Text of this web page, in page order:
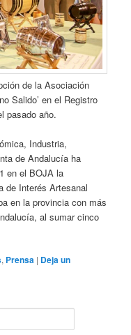
de la Asociación
Salido’ en el Registro
pasado año.
Industria,
de Andalucía ha
en el BOJA la
de Interés Artesanal
en la provincia con más
al sumar cinco
, Prensa | Deja un